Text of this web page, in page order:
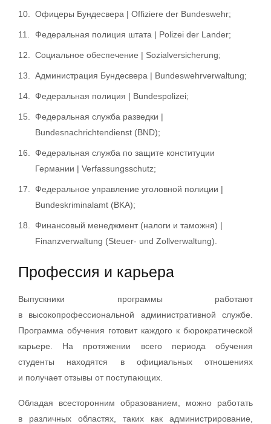
Офицеры Бундесвера | Offiziere der Bundeswehr;
Федеральная полиция штата | Polizei der Lander;
Социальное обеспечение | Sozialversicherung;
Администрация Бундесвера | Bundeswehrverwaltung;
Федеральная полиция | Bundespolizei;
Федеральная служба разведки |
Bundesnachrichtendienst (BND);
Федеральная служба по защите конституции
Германии | Verfassungsschutz;
Федеральное управление уголовной полиции |
Bundeskriminalamt (BKA);
Финансовый менеджмент (налоги и таможня) |
Finanzverwaltung (Steuer- und Zollverwaltung).
Профессия и карьера
Выпускники программы работают
в высокопрофессиональной административной службе.
Программа обучения готовит каждого к бюрократической
карьере. На протяжении всего периода обучения
студенты находятся в официальных отношениях
и получает отзывы от поступающих.
Обладая всесторонним образованием, можно работать
в различных областях, таких как администрирование,